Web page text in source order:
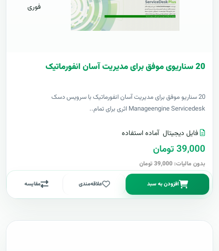
فوری
20 سناریوی موفق برای مدیریت آسان انفورماتیک
20 سناریو موفق برای مدیریت آسان انفورماتیک با سرویس دسک
Manageengine Servicedesk اثری برای تمام..
فایل دیجیتال آماده استفاده
39,000 تومان
بدون مالیات: 39,000 تومان
افزودن به سبد علاقه‌مندی مقایسه